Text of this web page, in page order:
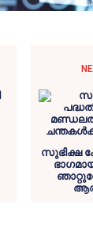
സുഭിക്ഷ